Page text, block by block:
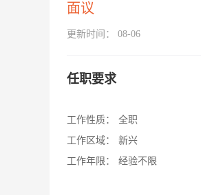
面议
更新时间： 08-06
任职要求
工作性质：
全职
工作区域：
新兴
工作年限：
经验不限